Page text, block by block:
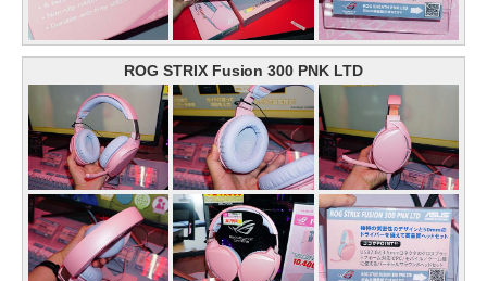
ROG STRIX Fusion 300 PNK LTD